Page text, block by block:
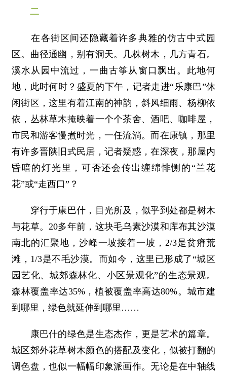
二
在各街区间还隐藏着许多典雅的仿古中式园
区。曲径通幽，别有洞天。几株树木，几方青石。
溪水从园中流过，一曲古筝从窗口飘出。此地何
地，此时何时？盛夏的下午，记者走进“乐康巴”休
闲街区，这里有着江南的神韵，斜风细雨、杨柳依
依，丛林草木掩映着一个个茶舍、酒吧、咖啡屋，
市民和游客慢煮时光，一任流淌。而在康镇，那里
有许多晋陕旧式民居，记者疑惑，在深夜，那屋内
昏暗的灯光里，可否还会传出缠绵悱恻的“兰花
花”或“走西口”？
穿行于康巴什，目光所及，似乎到处都是树木
与花草。20多年前，这块毛乌素沙漠和库布其沙漠
南北的汇聚地，沙峰一坡接着一坡，2/3是贫瘠荒
滩，1/3是不毛沙漠。而如今，这里已形成了“城区
园艺化、城郊森林化、小区景观化”的生态景观。
森林覆盖率达35%，植被覆盖率高达80%。城市建
到哪里，绿色就延伸到哪里……
康巴什的绿色是生态杰作，更是艺术的篇章。
城区郊外花草树木颜色的搭配及变化，似被打翻的
调色盘，也似一幅幅印象派画作。无论是在中轴线